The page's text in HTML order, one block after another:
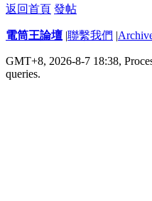
返回首頁 發帖
電筒王論壇 |聯繫我們 |
GMT+8, 2026-8-7 18:38,
queries.